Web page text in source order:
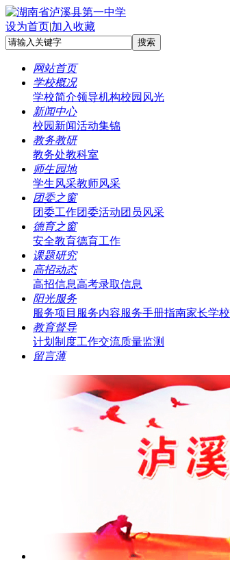
设为首页|加入收藏
网站首页
学校概况
学校简介领导机构校园风光
新闻中心
校园新闻活动集锦
教务教研
教务处教科室
师生园地
学生风采教师风采
团委之窗
团委工作团委活动团员风采
德育之窗
安全教育德育工作
课题研究
高招动态
高招信息高考录取信息
阳光服务
服务项目 服务内容服务手册指南家长学校
教育督导
计划制度工作交流质量监测
留言薄